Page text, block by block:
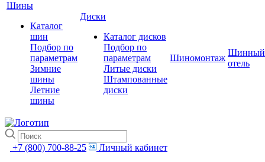
Шины
Каталог
шин
Подбор по
параметрам
Зимние
шины
Летние
шины
Диски
Каталог дисков
Подбор по
параметрам
Литые диски
Штампованные
диски
Шиномонтаж
Шинный
отель
+7 (800) 700-88-25
Личный кабинет